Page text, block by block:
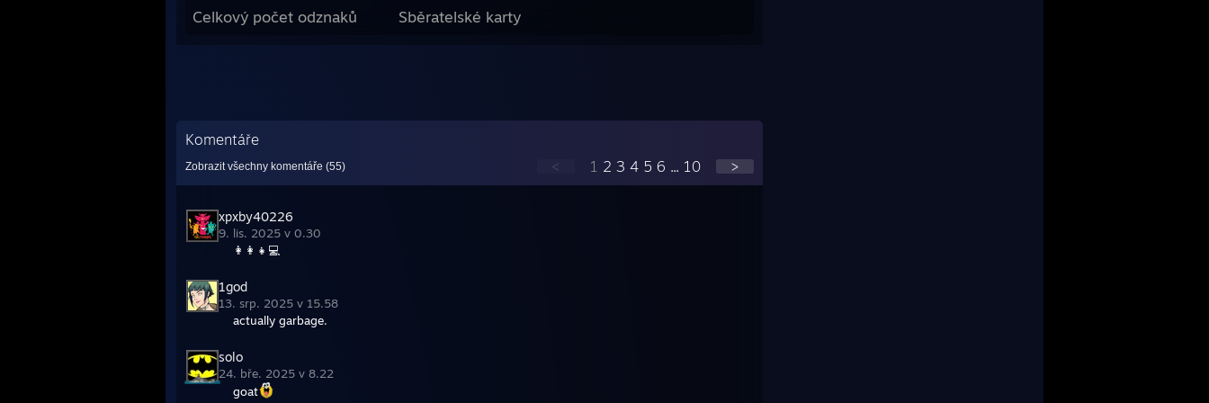
Celkový počet odznaků Sběratelské karty
Komentáře
Zobrazit všechny komentáře (55) < 1 2 3 4 5 6 ... 10 >
xpxby40226
9. lis. 2025 v 0.30
👩‍👩‍👧💻
1god
13. srp. 2025 v 15.58
actually garbage.
solo
24. bře. 2025 v 8.22
goat